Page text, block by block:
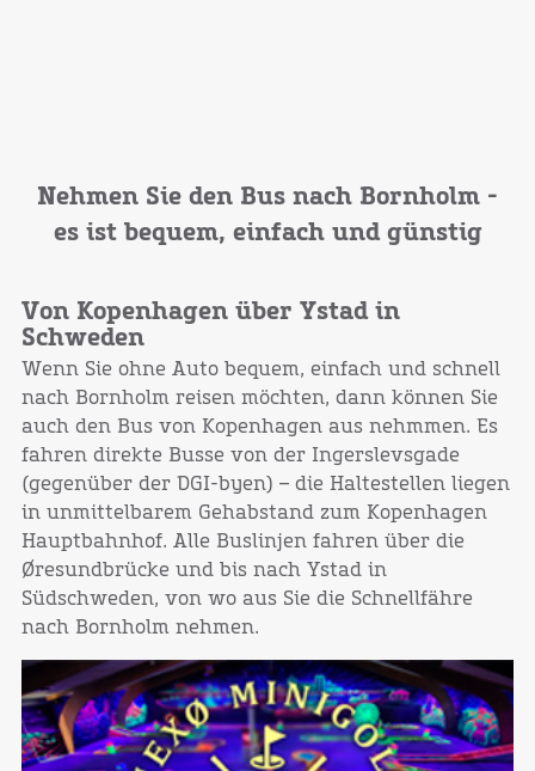
Nehmen Sie den Bus nach Bornholm -
es ist bequem, einfach und günstig
Von Kopenhagen über Ystad in
Schweden
Wenn Sie ohne Auto bequem, einfach und schnell
nach Bornholm reisen möchten, dann können Sie
auch den Bus von Kopenhagen aus nehmmen. Es
fahren direkte Busse von der Ingerslevsgade
(gegenüber der DGI-byen) – die Haltestellen liegen
in unmittelbarem Gehabstand zum Kopenhagen
Hauptbahnhof. Alle Buslinjen fahren über die
Øresundbrücke und bis nach Ystad in
Südschweden, von wo aus Sie die Schnellfähre
nach Bornholm nehmen.